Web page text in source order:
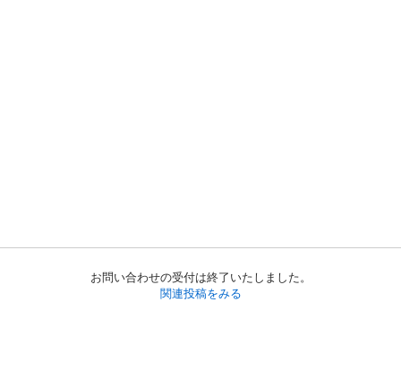
お問い合わせの受付は終了いたしました。
関連投稿をみる